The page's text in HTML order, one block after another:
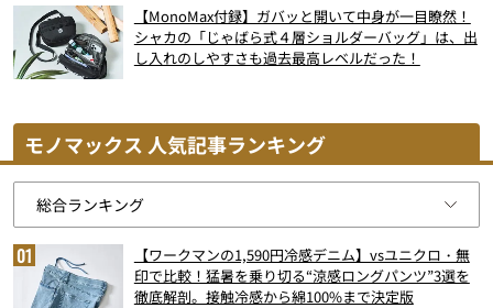
【MonoMax付録】ガバッと開いて中身が一目瞭然！
シャカの「じゃばら式４層ショルダーバッグ」は、出
し入れのしやすさも過去最高レベルだった！
モノマックス 人気記事ランキング
【ワークマンの1,590円冷感デニム】vsユニクロ・無
印で比較！猛暑を乗り切る“涼感ロングパンツ”3選を
徹底解剖。接触冷感から綿100%まで決定版